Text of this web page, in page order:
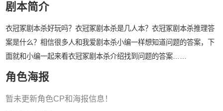
剧本简介
衣冠冢剧本杀好玩吗？衣冠冢剧本杀是几人本？衣冠冢剧本杀推理答
案是什么？相信很多人和我爱剧本杀小编一样想知道问题的答案，下
面就和小编一起来看衣冠冢剧本杀介绍找到问题的答案……
角色海报
暂未更新角色CP和海报信息！